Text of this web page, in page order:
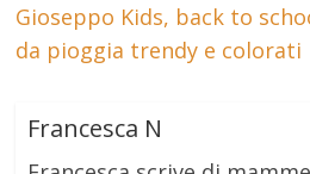
Gioseppo Kids, back to
da pioggia trendy e colorati
Francesca N